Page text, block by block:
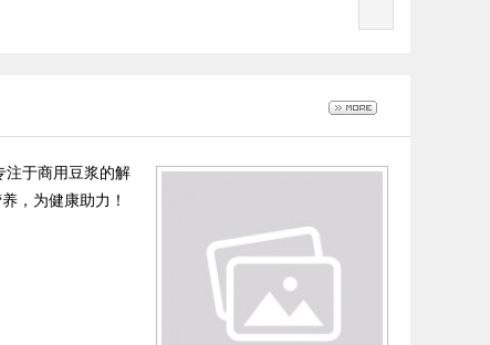
注于商用豆浆的解
，为健康助力！